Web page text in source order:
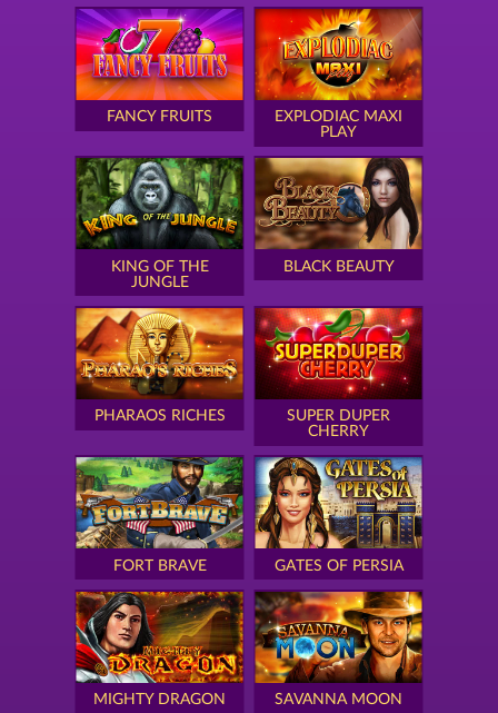
FANCY FRUITS
EXPLODIAC MAXI
PLAY
KING OF THE
JUNGLE
BLACK BEAUTY
PHARAOS RICHES
SUPER DUPER
CHERRY
FORT BRAVE GATES OF PERSIA
MIGHTY DRAGON SAVANNA MOON